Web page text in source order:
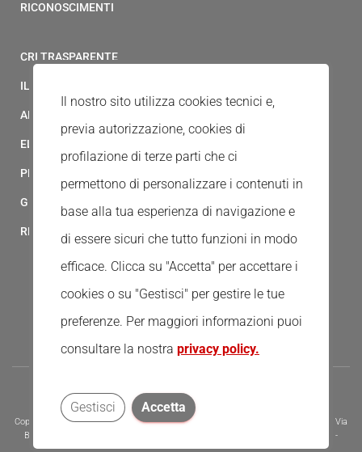
RICONOSCIMENTI
CRI TRASPARENTE
IL MODELLO 231 DELLA CROCE ROSSA ITALIANA
ALBO FORNITORI
ELENCO AVVOCATI
PRIVACY
GESTIONALE GAIA
RED CLOUD
Copyright © 2020 - Tutti i diritti riservati - Associazione della Croce Rossa Italiana, Via
Bernardino Ramazzini 31 - 00151 - Roma, Tel.: 065510 - P.I. e C.F. 13669721006 -
Codice Univoco Fatturazione Elettronica - KRRH6B9
Il nostro sito utilizza cookies tecnici e,
previa autorizzazione, cookies di
profilazione di terze parti che ci
permettono di personalizzare i contenuti in
base alla tua esperienza di navigazione e
di essere sicuri che tutto funzioni in modo
efficace. Clicca su "Accetta" per accettare i
cookies o su "Gestisci" per gestire le tue
preferenze. Per maggiori informazioni puoi
consultare la nostra privacy policy.
Accetta
Gestisci